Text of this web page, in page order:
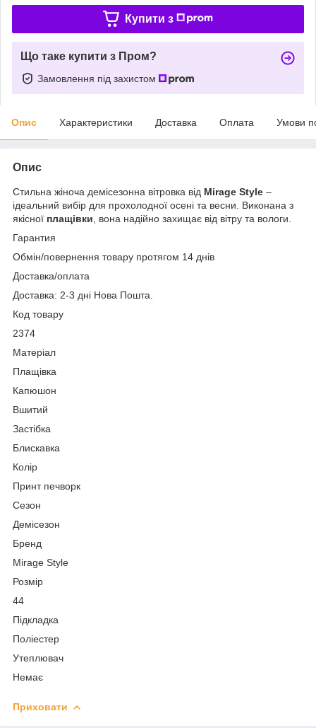
Купити з
Що таке купити з Пром?
Замовлення під захистом
Опис Характеристики Доставка Оплата Умови
Опис
Стильна жіноча демісезонна вітровка від Mirage Style –
ідеальний вибір для прохолодної осені та весни. Виконана з
якісної плащівки , вона надійно захищає від вітру та вологи.
Гарантия
Обмін/повернення товару протягом 14 днів
Доставка/оплата
Доставка: 2-3 дні Нова Пошта.
Код товару
2374
Матеріал
Плащівка
Капюшон
Вшитий
Застібка
Блискавка
Колір
Принт печворк
Сезон
Демісезон
Бренд
Mirage Style
Розмір
44
Підкладка
Поліестер
Утеплювач
Немає
Приховати